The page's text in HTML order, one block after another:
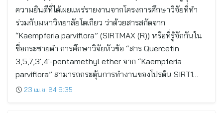
ความยินดีที่ได้เผยแพร่รายงานจากโครงการศึกษาวิจัยที่ทำ
ร่วมกับมหาวิทยาลัยโตเกียว ว่าด้วยสารสกัดจาก
“Kaempferia parviflora” (SIRTMAX (R)) หรือที่รู้จักกันใน
ชื่อกระชายดำ การศึกษาวิจัยหัวข้อ “สาร Quercetin
3,5,7,3′,4′-pentamethyl ether จาก “Kaempferia
parviflora” สามารถกระตุ้นการทำงานของโปรตีน SIRT1…
23 เม.ย. 64 9:35